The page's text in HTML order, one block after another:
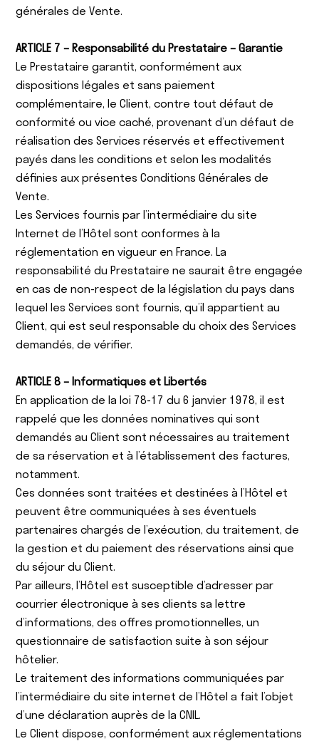
générales de Vente.
ARTICLE 7 – Responsabilité du Prestataire – Garantie
Le Prestataire garantit, conformément aux
dispositions légales et sans paiement
complémentaire, le Client, contre tout défaut de
conformité ou vice caché, provenant d’un défaut de
réalisation des Services réservés et effectivement
payés dans les conditions et selon les modalités
définies aux présentes Conditions Générales de
Vente.
Les Services fournis par l’intermédiaire du site
Internet de l’Hôtel sont conformes à la
réglementation en vigueur en France. La
responsabilité du Prestataire ne saurait être engagée
en cas de non-respect de la législation du pays dans
lequel les Services sont fournis, qu’il appartient au
Client, qui est seul responsable du choix des Services
demandés, de vérifier.
ARTICLE 8 – Informatiques et Libertés
En application de la loi 78-17 du 6 janvier 1978, il est
rappelé que les données nominatives qui sont
demandés au Client sont nécessaires au traitement
de sa réservation et à l’établissement des factures,
notamment.
Ces données sont traitées et destinées à l’Hôtel et
peuvent être communiquées à ses éventuels
partenaires chargés de l’exécution, du traitement, de
la gestion et du paiement des réservations ainsi que
du séjour du Client.
Par ailleurs, l’Hôtel est susceptible d’adresser par
courrier électronique à ses clients sa lettre
d’informations, des offres promotionnelles, un
questionnaire de satisfaction suite à son séjour
hôtelier.
Le traitement des informations communiquées par
l’intermédiaire du site internet de l’Hôtel a fait l’objet
d’une déclaration auprès de la CNIL.
Le Client dispose, conformément aux réglementations